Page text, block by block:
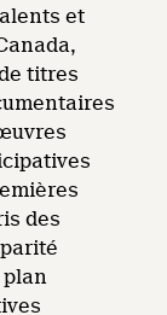
et
titres
des
plan